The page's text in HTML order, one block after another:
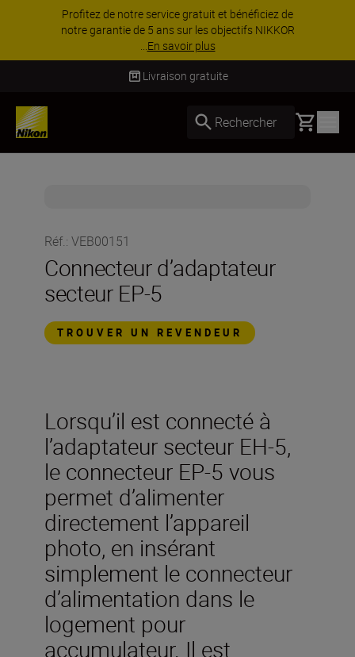
Profitez de notre service gratuit et bénéficiez de
notre garantie de 5 ans sur les objectifs NIKKOR
...En savoir plus
Livraison gratuite
Rechercher Basket
Réf.: VEB00151
Connecteur d’adaptateur
secteur EP-5
TROUVER UN REVENDEUR
Lorsqu’il est connecté à
l’adaptateur secteur EH-5,
le connecteur EP-5 vous
permet d’alimenter
directement l’appareil
photo, en insérant
simplement le connecteur
d’alimentation dans le
logement pour
accumulateur. Il est